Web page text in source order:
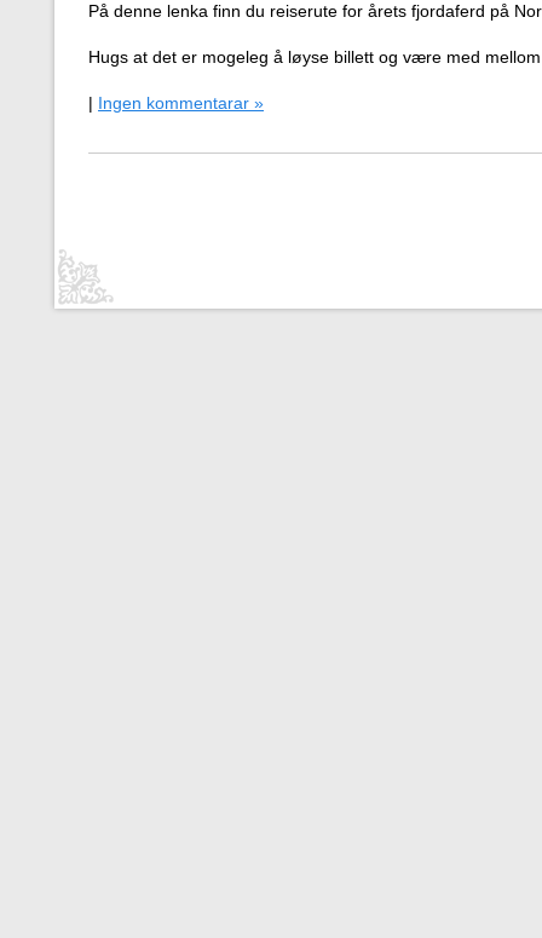
På denne lenka finn du reiserute for årets fjordaferd på
Hugs at det er mogeleg å løyse billett og være med
| Ingen kommentarar »